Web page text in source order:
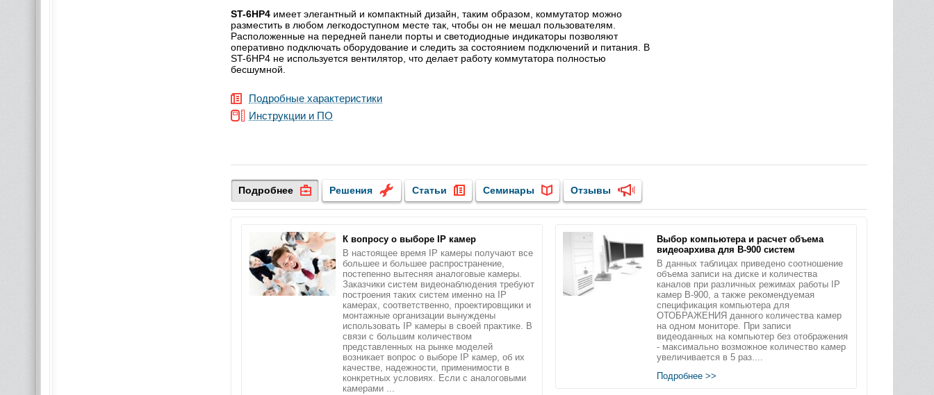
ST-6HP4 имеет элегантный и компактный дизайн, таким образом, коммутатор можно
разместить в любом легкодоступном месте так, чтобы он не мешал пользователям.
Расположенные на передней панели порты и светодиодные индикаторы позволяют
оперативно подключать оборудование и следить за состоянием подключений и питания. В
ST-6HP4 не используется вентилятор, что делает работу коммутатора полностью
бесшумной.
Подробные характеристики
Инструкции и ПО
Подробнее Решения Статьи Семинары Отзывы
К вопросу о выборе IP камер
В настоящее время IP камеры получают все
большее и большее распространение,
постепенно вытесняя аналоговые камеры.
Заказчики систем видеонаблюдения требуют
построения таких систем именно на IP
камерах, соответственно, проектировщики и
монтажные организации вынуждены
использовать IP камеры в своей практике. В
связи с большим количеством
представленных на рынке моделей
возникает вопрос о выборе IP камер, об их
качестве, надежности, применимости в
конкретных условиях. Если с аналоговыми
камерами ...
Выбор компьютера и расчет объема
видеоархива для B-900 систем
В данных таблицах приведено соотношение
объема записи на диске и количества
каналов при различных режимах работы IP
камер B-900, а также рекомендуемая
спецификация компьютера для
ОТОБРАЖЕНИЯ данного количества камер
на одном мониторе. При записи
видеоданных на компьютер без отображения
- максимально возможное количество камер
увеличивается в 5 раз....
Подробнее >>